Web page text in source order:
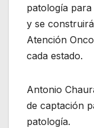
patología
y se
Atención
cada estado.
Antonio
de captación
patología.